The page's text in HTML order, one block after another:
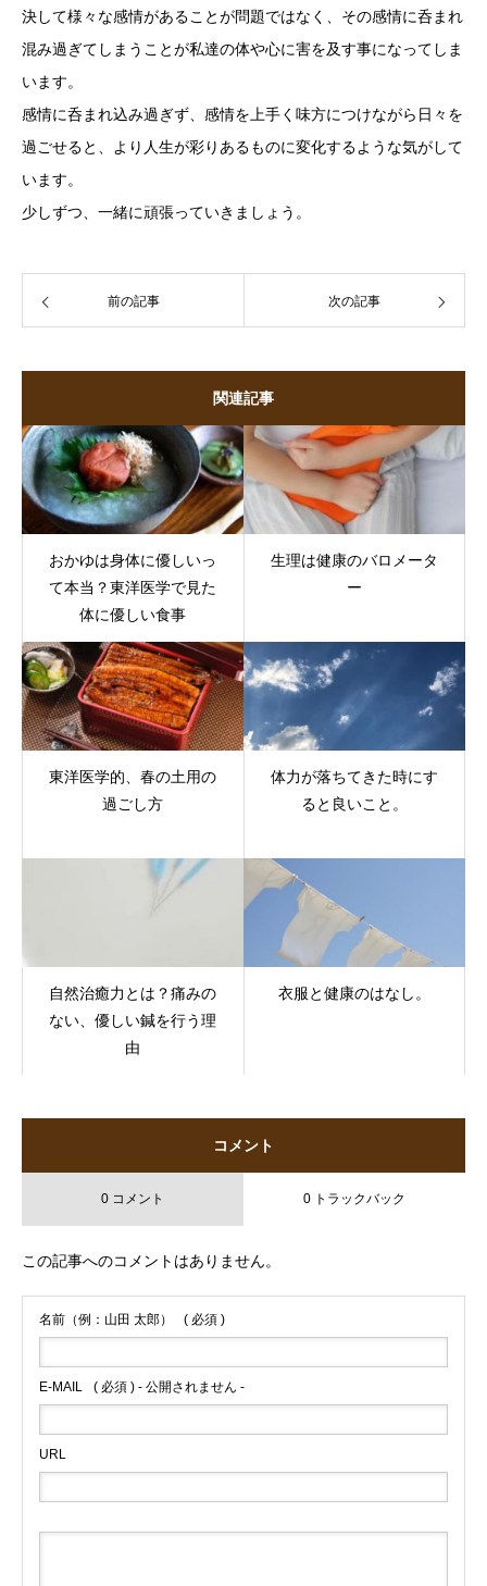
決して様々な感情があることが問題ではなく、その感情に呑まれ
混み過ぎてしまうことが私達の体や心に害を及す事になってしま
います。
感情に呑まれ込み過ぎず、感情を上手く味方につけながら日々を
過ごせると、より人生が彩りあるものに変化するような気がして
います。
少しずつ、一緒に頑張っていきましょう。
前の記事 次の記事
関連記事
おかゆは身体に優しいっ
て本当？東洋医学で見た
体に優しい食事
生理は健康のバロメータ
ー
東洋医学的、春の土用の
過ごし方
体力が落ちてきた時にす
ると良いこと。
自然治癒力とは？痛みの
ない、優しい鍼を行う理
由
衣服と健康のはなし。
コメント
0 コメント 0 トラックバック
この記事へのコメントはありません。
名前（例：山田 太郎） ( 必須 )
E-MAIL ( 必須 ) - 公開されません -
URL